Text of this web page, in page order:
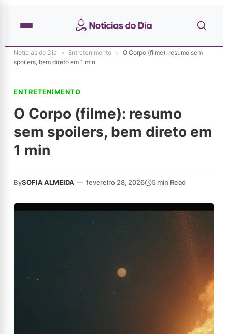
Notícias do Dia » Entretenimento » O Corpo (filme): resumo sem
spoilers, bem direto em 1 min
ENTRETENIMENTO
O Corpo (filme): resumo
sem spoilers, bem direto em
1 min
BySOFIA ALMEIDA — fevereiro 28, 2026 5 min Read